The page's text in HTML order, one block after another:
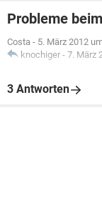
Probleme
Costa - 5. März 2012
knochiger - 7. März
3 Antworten